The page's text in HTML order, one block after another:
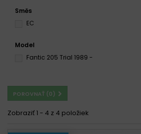
Směs
EC
Model
Fantic 205 Trial 1989 -
POROVNAŤ (0)
Zobraziť 1 - 4 z 4 položiek